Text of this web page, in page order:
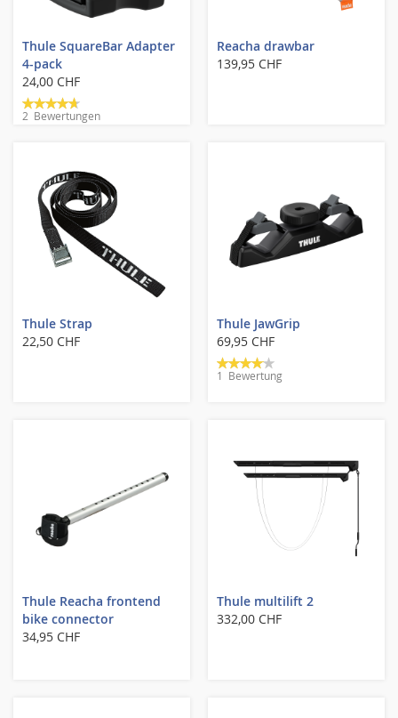
Thule SquareBar Adapter
4-pack
24,00 CHF
Bewertung:
90%
2 Bewertungen
Reacha drawbar
139,95 CHF
Thule Strap
22,50 CHF
Thule JawGrip
69,95 CHF
Bewertung:
80%
1 Bewertung
Thule Reacha frontend
bike connector
34,95 CHF
Thule multilift 2
332,00 CHF